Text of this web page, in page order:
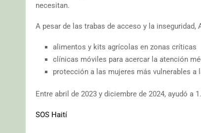
necesitan.
A pesar de las trabas de acceso y la
alimentos y kits agrícolas en zonas críticas
clínicas móviles para acercar la atención
protección a las mujeres más vulnerables a
Entre abril de 2023 y diciembre de 2024, ayudó a
SOS Haití